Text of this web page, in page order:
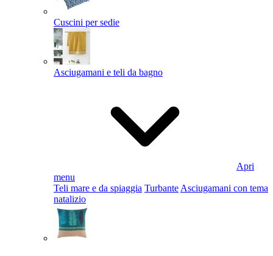
Cuscini per sedie
Asciugamani e teli da bagno
Apri
menu
Teli mare e da spiaggia Turbante Asciugamani con tema
natalizio